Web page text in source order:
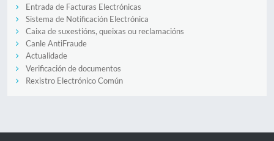
Entrada de Facturas Electrónicas
Sistema de Notificación Electrónica
Caixa de suxestións, queixas ou reclamacións
Canle AntiFraude
Actualidade
Verificación de documentos
Rexistro Electrónico Común